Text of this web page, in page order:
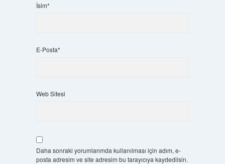
İsim*
E-Posta*
Web Sitesi
Daha sonraki yorumlarımda kullanılması için adım, e-
posta adresim ve site adresim bu tarayıcıya kaydedilsin.